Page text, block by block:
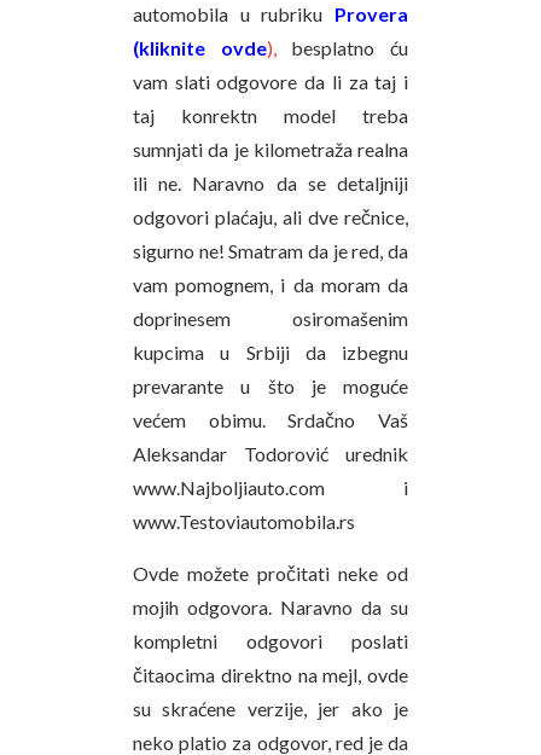
automobila u rubriku Provera
(kliknite ovde),
besplatno ću
vam slati odgovore da li za taj i
taj konrektn model treba
sumnjati da je kilometraža realna
ili ne. Naravno da se detaljniji
odgovori plaćaju, ali dve rečnice,
sigurno ne! Smatram da je red, da
vam pomognem, i da moram da
doprinesem osiromašenim
kupcima u Srbiji da izbegnu
prevarante u što je moguće
većem obimu. Srdačno Vaš
Aleksandar Todorović urednik
www.Najboljiauto.com i
www.Testoviautomobila.rs
Ovde možete pročitati neke od
mojih odgovora. Naravno da su
kompletni odgovori poslati
čitaocima direktno na mejl, ovde
su skraćene verzije, jer ako je
neko platio za odgovor, red je da